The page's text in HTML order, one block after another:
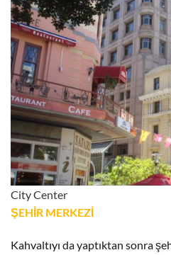
City Center
ŞEHİR MERKEZİ
Kahvaltıyı da yaptıktan sonra